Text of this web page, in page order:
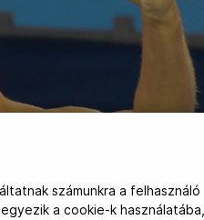
számunkra a felhasználó
a cookie-k használatába,